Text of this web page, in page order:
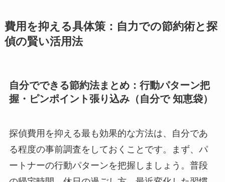
費用を抑える具体策：自力での節約術と探
偵の賢い活用法
自分でできる節約法まとめ：行動パターン把
握・ピンポイント張り込み（自分で 知恵袋）
探偵費用を抑える最も効果的な方法は、自分であ
る程度の事前調査をしておくことです。まず、パ
ートナーの行動パターンを把握しましょう。普段